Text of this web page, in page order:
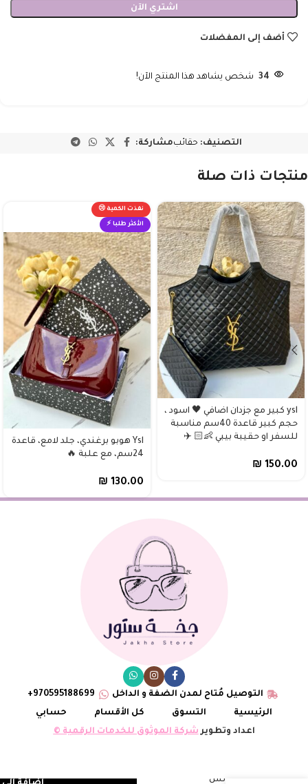
اشتري الآن
أضف إلى المفضلات
34 شخص يشاهد هذا المنتج الآن!
التصنيف: حقائبمشاركة:
منتجات ذات صلة
ysl كبير مع جزدان اضافي 🖤 اسود ،
حجم كبير قاعدة 40سم مناسبة
للسفر او حقيبة بيبي 👶🏻 ✈️
₪ 150.00
نفذت الكمية 😢
الأكثر طلبا ⚡
Ysl هوبو برغندي، جلد لامع، قاعدة
24سم، مع علبة 🔥
₪ 130.00
التوصيل مُتاح لمدن الضفة و الداخل
970595188699+
الرئيسية
التسوق كل الأقسام
حسابي
اعداد وتطويرشركة الموثوق للخدمات الرقمية ©
حقيبة كوتش